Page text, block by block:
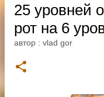
25 уровней
рот на 6
автор : vlad gor